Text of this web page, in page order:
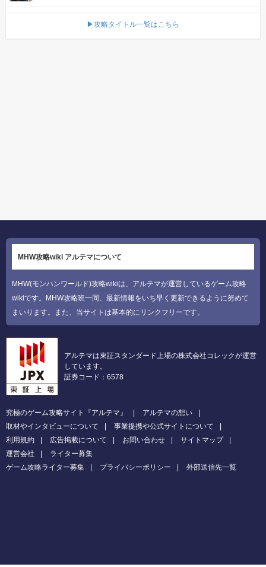
▶攻略タイトル一覧はこちら
MHW攻略wiki アルテマについて
MHW(モンハンワールド)攻略wikiは、アルテマが運営しているゲーム攻略
wikiです。MHW攻略班一同、最新情報をいち早く更新できるように努めて
まいります。また、当サイトは基本的にリンクフリーです。
アルテマは東証スタンダード上場の株式会社コレックが運営
しています。
証券コード：6578
究極のゲーム攻略サイト『アルテマ』
アルテマの想い
取材やインタビューについて
事業提携や公式サイトについて
利用規約
広告掲載について お問い合わせ
サイトマップ
運営会社
ライター募集
ゲーム攻略ライター募集
プライバシーポリシー 外部送信先一覧